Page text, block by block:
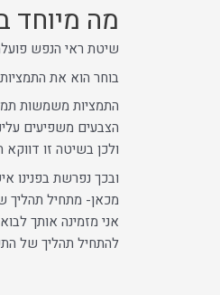
מה מיוחד
שיטת ראי הנפש פועלת באמצעות 49 סדרות צבעים ( קלפי ראי הנפש).
בוחר הוא את
התמציות משמשות
הצבעים משפיעים
ולכן בשיטה זו
ובכך נפרשת בפנינו
מכאן- מתחיל תהליך
אני מזמינה אותך
להתחיל תהליך של